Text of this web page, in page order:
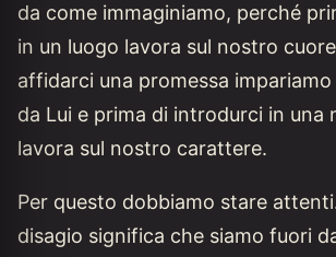
da come immaginiamo, perché
in un luogo lavora sul nostro
affidarci una promessa
da Lui e prima di introdurci in una
lavora sul nostro carattere.
Per questo dobbiamo stare
disagio significa che siamo fuori